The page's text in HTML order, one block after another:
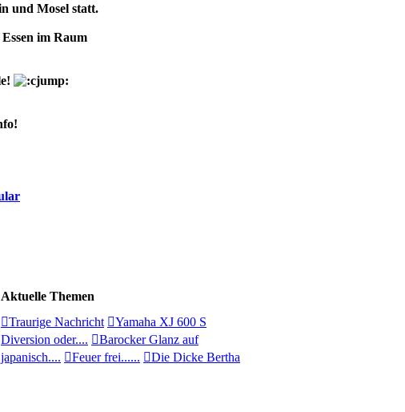
und Mosel statt.
im Raum
Aktuelle Themen
Traurige Nachricht
Yamaha XJ 600 S
Diversion oder....
Barocker Glanz auf
japanisch....
Feuer frei...... Die Dicke Bertha